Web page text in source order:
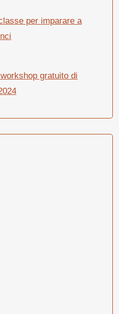
per imparare a
gratuito di